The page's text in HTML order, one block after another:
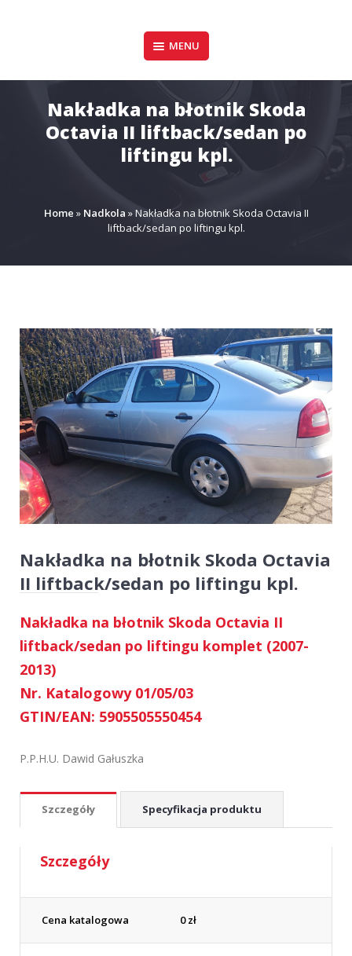
P.P.H.U. DAWID
GAŁUSZKA
Design & Style
MENU
Nakładka na błotnik Skoda
Octavia II liftback/sedan po
liftingu kpl.
Home » Nadkola »Nakładka na błotnik Skoda Octavia II
liftback/sedan po liftingu kpl.
Nakładka na błotnik Skoda Octavia
II liftback/sedan po liftingu kpl.
Nakładka na błotnik Skoda Octavia II
liftback/sedan po liftingu komplet (2007-
2013)
Nr. Katalogowy 01/05/03
GTIN/EAN: 5905505550454
P.P.H.U. Dawid Gałuszka
Szczegóły Specyfikacja produktu
Szczegóły
Cena katalogowa 0zł